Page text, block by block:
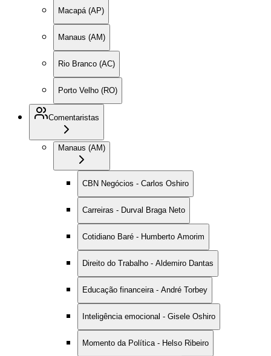
Macapá (AP)
Manaus (AM)
Rio Branco (AC)
Porto Velho (RO)
Comentaristas
Manaus (AM)
CBN Negócios - Carlos Oshiro
Carreiras - Durval Braga Neto
Cotidiano Baré - Humberto Amorim
Direito do Trabalho - Aldemiro Dantas
Educação financeira - André Torbey
Inteligência emocional - Gisele Oshiro
Momento da Política - Helso Ribeiro